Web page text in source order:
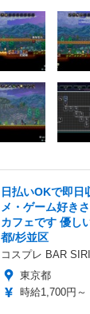
日払いOKで即日
メ・ゲーム好き
カフェです 優し
都/杉並区
コスプレ BAR
東京都
時給1,700円～